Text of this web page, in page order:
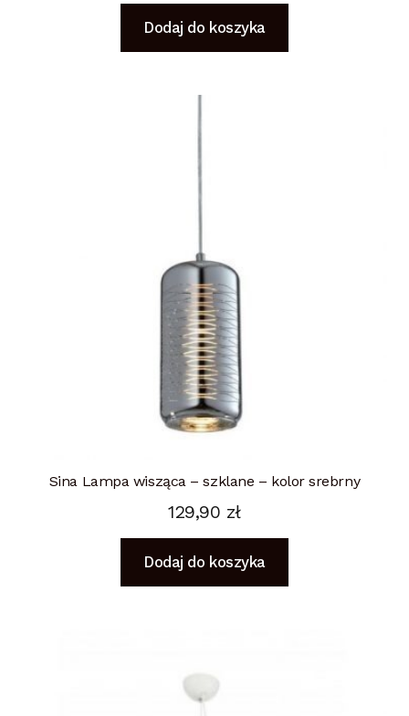
Dodaj do koszyka
Sina Lampa wisząca – szklane – kolor srebrny
129,90 zł
Dodaj do koszyka